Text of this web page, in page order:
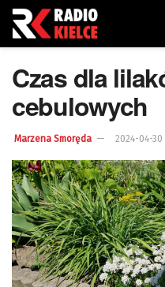
Czas dla
cebulowych
Marzena Smoręda 2024-04-30